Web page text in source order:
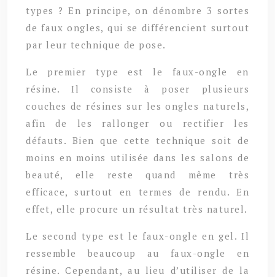
types ? En principe, on dénombre 3 sortes
de faux ongles, qui se différencient surtout
par leur technique de pose.
Le premier type est le faux-ongle en
résine. Il consiste à poser plusieurs
couches de résines sur les ongles naturels,
afin de les rallonger ou rectifier les
défauts. Bien que cette technique soit de
moins en moins utilisée dans les salons de
beauté, elle reste quand même très
efficace, surtout en termes de rendu. En
effet, elle procure un résultat très naturel.
Le second type est le faux-ongle en gel. Il
ressemble beaucoup au faux-ongle en
résine. Cependant, au lieu d’utiliser de la